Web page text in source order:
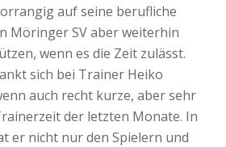
auf seine berufliche
Möringer SV aber weiterhin
wenn es die Zeit zulässt.
sich bei Trainer Heiko
auch recht kurze, aber sehr
der letzten Monate. In
er nicht nur den Spielern und